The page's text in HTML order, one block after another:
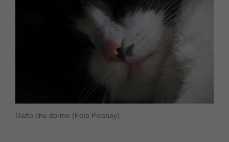
Gatto che dorme (Foto Pixabay)